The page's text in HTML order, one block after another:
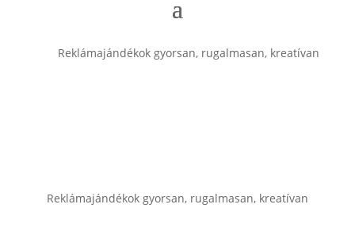
Reklámajándékok gyorsan, rugalmasan, kreatívan
Reklámajándékok gyorsan, rugalmasan, kreatívan